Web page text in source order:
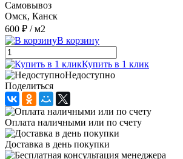
Самовывоз
Омск, Канск
600 ₽ / м2
В корзину
Купить в 1 клик
Недоступно
Поделиться
Оплата наличными или по счету
Доставка в день покупки